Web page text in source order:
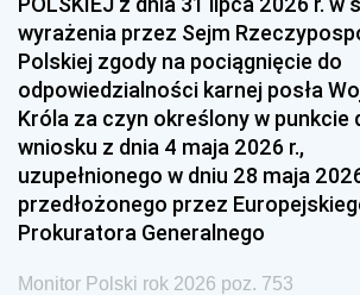
wyrażenia przez Sejm
Polskiej zgody na pociągnięcie do
odpowiedzialności karnej posła
Króla za czyn określony w punkcie
wniosku z dnia 4 maja 2026 r.,
uzupełnionego w dniu 28 maja
przedłożonego przez
Prokuratora Generalnego
Monitor Polski rok 2026 poz. 753